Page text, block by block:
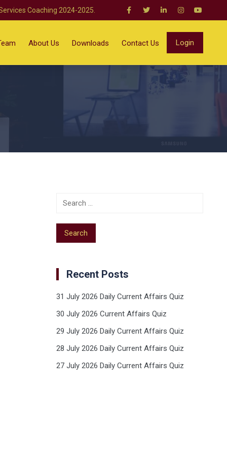
Coaching 2024-2025.
About Us Downloads Contact Us Login
Recent Posts
31 July 2026 Daily Current Affairs Quiz
30 July 2026 Current Affairs Quiz
29 July 2026 Daily Current Affairs Quiz
28 July 2026 Daily Current Affairs Quiz
27 July 2026 Daily Current Affairs Quiz